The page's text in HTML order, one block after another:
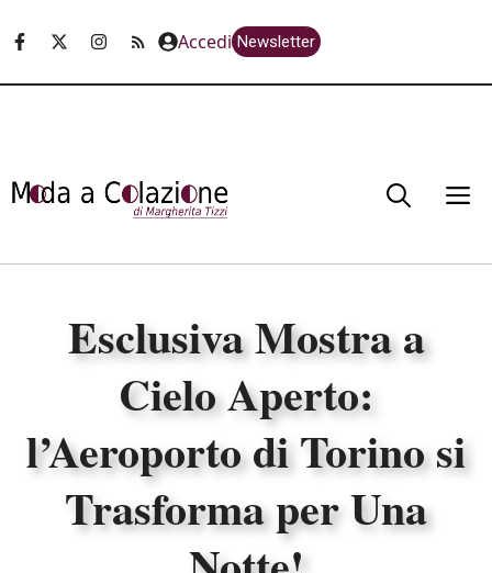
Accedi Newsletter
Esclusiva Mostra a
Cielo Aperto:
l’Aeroporto di Torino si
Trasforma per Una